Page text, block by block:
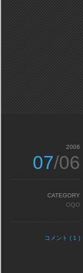
2006
07/06
CATEGORY
OQO
コメント ( 1 )